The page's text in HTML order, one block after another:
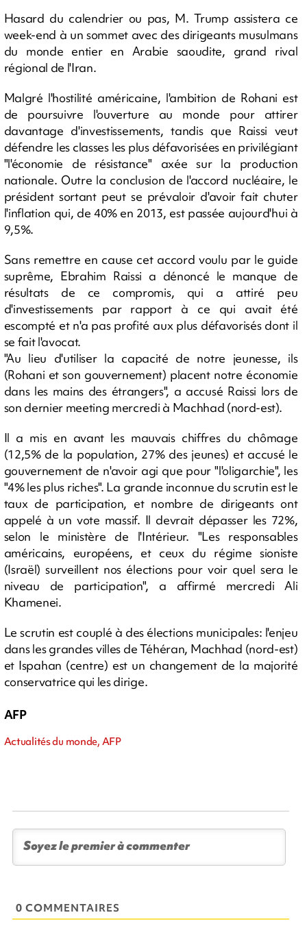
Hasard du calendrier ou pas, M. Trump assistera ce
week-end à un sommet avec des dirigeants musulmans
du monde entier en Arabie saoudite, grand rival
régional de l'Iran.
Malgré l'hostilité américaine, l'ambition de Rohani est
de poursuivre l'ouverture au monde pour attirer
davantage d'investissements, tandis que Raissi veut
défendre les classes les plus défavorisées en privilégiant
"l'économie de résistance" axée sur la production
nationale. Outre la conclusion de l'accord nucléaire, le
président sortant peut se prévaloir d'avoir fait chuter
l'inflation qui, de 40% en 2013, est passée aujourd'hui à
9,5%.
Sans remettre en cause cet accord voulu par le guide
suprême, Ebrahim Raissi a dénoncé le manque de
résultats de ce compromis, qui a attiré peu
d'investissements par rapport à ce qui avait été
escompté et n'a pas profité aux plus défavorisés dont il
se fait l'avocat.
"Au lieu d'utiliser la capacité de notre jeunesse, ils
(Rohani et son gouvernement) placent notre économie
dans les mains des étrangers", a accusé Raissi lors de
son dernier meeting mercredi à Machhad (nord-est).
Il a mis en avant les mauvais chiffres du chômage
(12,5% de la population, 27% des jeunes) et accusé le
gouvernement de n'avoir agi que pour "l'oligarchie", les
"4% les plus riches". La grande inconnue du scrutin est le
taux de participation, et nombre de dirigeants ont
appelé à un vote massif. Il devrait dépasser les 72%,
selon le ministère de l'Intérieur. "Les responsables
américains, européens, et ceux du régime sioniste
(Israël) surveillent nos élections pour voir quel sera le
niveau de participation", a affirmé mercredi Ali
Khamenei.
Le scrutin est couplé à des élections municipales: l'enjeu
dans les grandes villes de Téhéran, Machhad (nord-est)
et Ispahan (centre) est un changement de la majorité
conservatrice qui les dirige.
AFP
Actualités du monde, AFP
0 COMMENTAIRES